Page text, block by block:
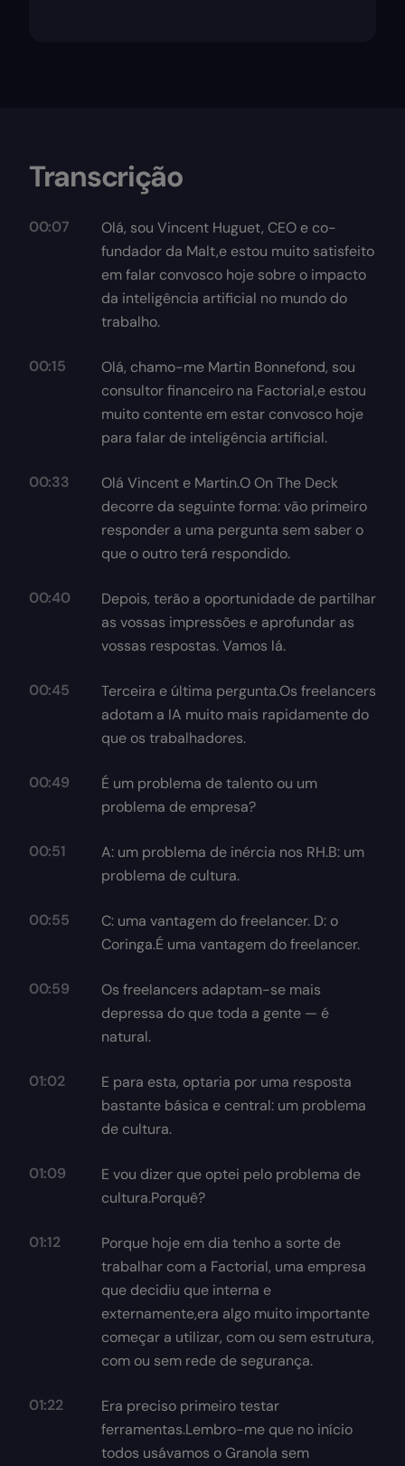
Transcrição
00:07
Olá, sou Vincent Huguet, CEO e co-
fundador da Malt,e estou muito satisfeito
em falar convosco hoje sobre o impacto
da inteligência artificial no mundo do
trabalho.
00:15
Olá, chamo-me Martin Bonnefond, sou
consultor financeiro na Factorial,e estou
muito contente em estar convosco hoje
para falar de inteligência artificial.
00:33
Olá Vincent e Martin.O On The Deck
decorre da seguinte forma: vão primeiro
responder a uma pergunta sem saber o
que o outro terá respondido.
00:40
Depois, terão a oportunidade de partilhar
as vossas impressões e aprofundar as
vossas respostas. Vamos lá.
00:45
Terceira e última pergunta.Os freelancers
adotam a IA muito mais rapidamente do
que os trabalhadores.
00:49
É um problema de talento ou um
problema de empresa?
00:51
A: um problema de inércia nos RH.B: um
problema de cultura.
00:55
C: uma vantagem do freelancer. D: o
Coringa.É uma vantagem do freelancer.
00:59
Os freelancers adaptam-se mais
depressa do que toda a gente — é
natural.
01:02
E para esta, optaria por uma resposta
bastante básica e central: um problema
de cultura.
01:09
E vou dizer que optei pelo problema de
cultura.Porquê?
01:12
Porque hoje em dia tenho a sorte de
trabalhar com a Factorial, uma empresa
que decidiu que interna e
externamente,era algo muito importante
começar a utilizar, com ou sem estrutura,
com ou sem rede de segurança.
01:22
Era preciso primeiro testar
ferramentas.Lembro-me que no início
todos usávamos o Granola sem